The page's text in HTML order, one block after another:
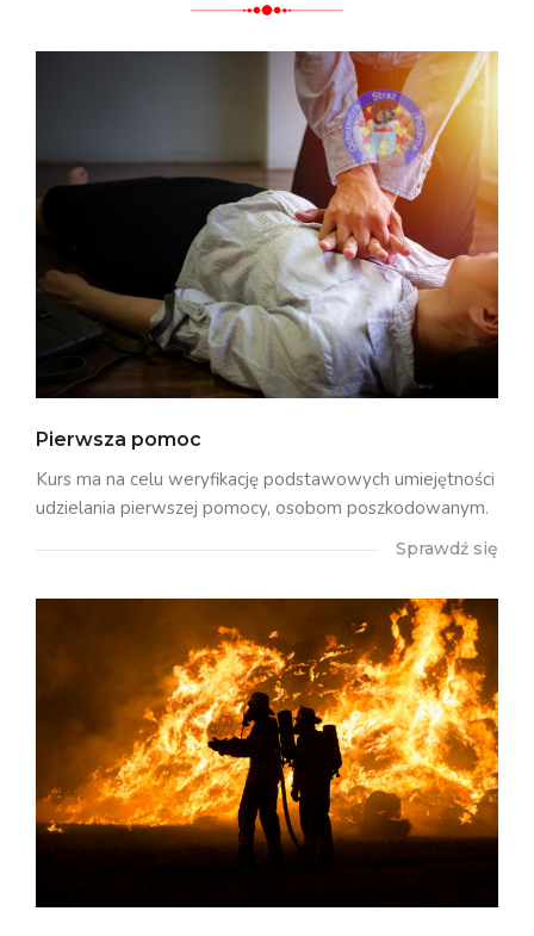
Pierwsza pomoc
Kurs ma na celu weryfikację podstawowych umiejętności
udzielania pierwszej pomocy, osobom poszkodowanym.
Sprawdź się